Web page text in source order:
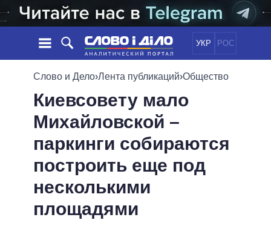
УКР РОС
НОВОСТИ
ЛЕНТА
СОБЫТИЯ
СТАТЬИ
МНЕНИЯ
ОБЗОРЫ
ДАЙДЖЕСТЫ
ПОЛИТИКА
ЭКОНОМИКА
ОБЩЕСТВО
МИР
ОБЕЩАНИЯ
ПОЛИТИКИ
ВСЕ ПОЛИТИКИ
ПРЕЗИДЕНТ И ОФИС
ВЕРХОВНАЯ РАДА
КАБИНЕТ МИНИСТРОВ
ИНФОГРАФИКА
ВИДЕО
ПОДДЕРЖАТЬ
Слово и Дело›Лента публикаций›Общество
Киевсовету мало
Михайловской –
паркинги собираются
построить еще под
несколькими
площадями